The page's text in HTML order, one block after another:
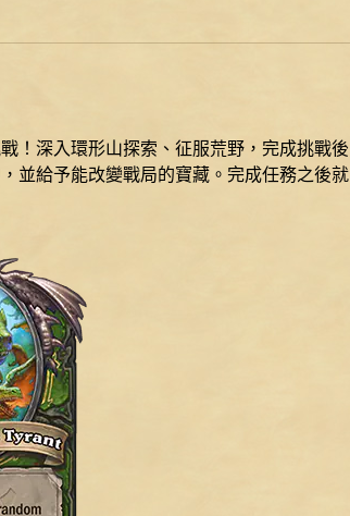
！深入環形山探索、征服荒野，完成挑戰後
並給予能改變戰局的寶藏。完成任務之後就